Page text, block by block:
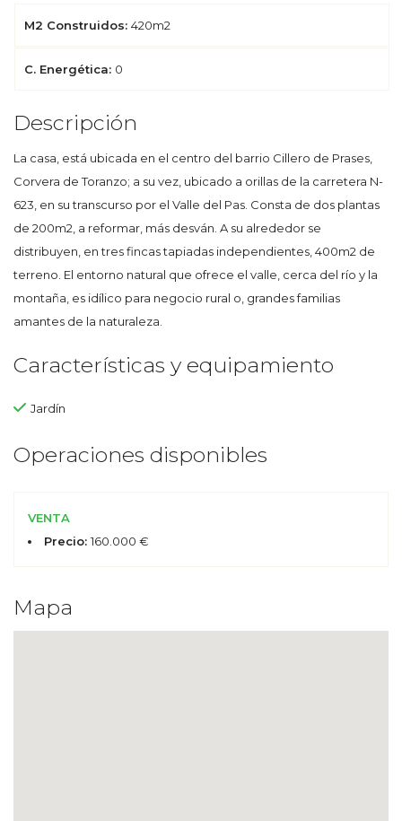
M2 Construidos: 420m2
C. Energética: 0
Descripción
La casa, está ubicada en el centro del barrio Cillero de Prases,
Corvera de Toranzo; a su vez, ubicado a orillas de la carretera N-
623, en su transcurso por el Valle del Pas. Consta de dos plantas
de 200m2, a reformar, más desván. A su alrededor se
distribuyen, en tres fincas tapiadas independientes, 400m2 de
terreno. El entorno natural que ofrece el valle, cerca del río y la
montaña, es idílico para negocio rural o, grandes familias
amantes de la naturaleza.
Características y equipamiento
Jardín
Operaciones disponibles
VENTA
Precio: 160.000 €
Mapa